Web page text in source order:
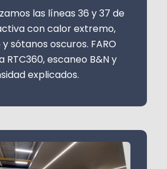
las líneas 36 y 37 de
con calor extremo,
sótanos oscuros. FARO
RTC360, escaneo B&N y
explicados.